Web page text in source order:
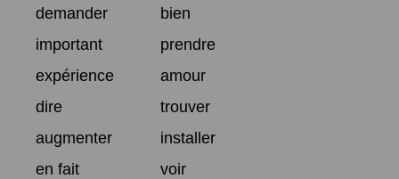
demander
bien
important
prendre
expérience
amour
dire
trouver
augmenter
installer
en fait
voir